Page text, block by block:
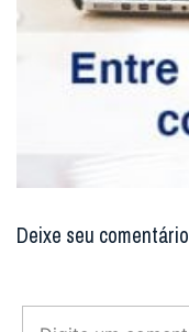
Deixe seu comentário